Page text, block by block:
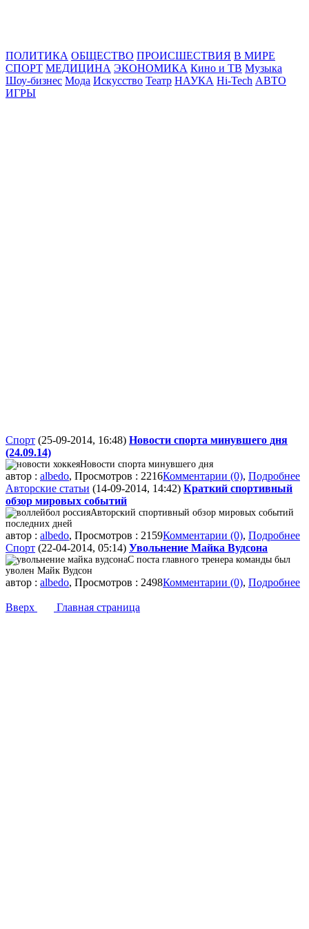
ПОЛИТИКА ОБЩЕСТВО ПРОИСШЕСТВИЯ В МИРЕ
СПОРТ МЕДИЦИНА ЭКОНОМИКА Кино и ТВ Музыка
Шоу-бизнес Мода Искусство Театр НАУКА Hi-Tech АВТО
ИГРЫ
Спорт (25-09-2014, 16:48) Новости спорта минувшего дня
(24.09.14)
Новости спорта минувшего дня
автор : albedo, Просмотров : 2216Комментарии (0), Подробнее
Авторские статьи (14-09-2014, 14:42) Краткий спортивный
обзор мировых событий
Авторский спортивный обзор мировых событий
последних дней
автор : albedo, Просмотров : 2159Комментарии (0), Подробнее
Спорт (22-04-2014, 05:14) Увольнение Майка Вудсона
С поста главного тренера команды был
уволен Майк Вудсон
автор : albedo, Просмотров : 2498Комментарии (0), Подробнее
Вверх Главная страница